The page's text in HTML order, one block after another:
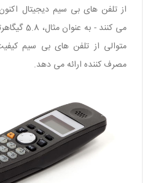
از تلفن های بی سیم دیجیتال
می کنند -
متوالی از تلفن های بی سیم
مصرف کننده ارائه می دهد.